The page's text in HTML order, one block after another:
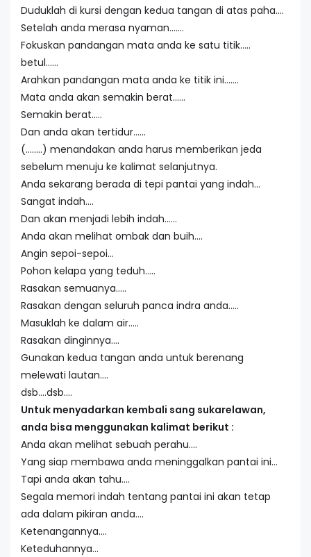
Duduklah di kursi dengan kedua tangan di atas paha….
Setelah anda merasa nyaman…….
Fokuskan pandangan mata anda ke satu titik…..
betul……
Arahkan pandangan mata anda ke titik ini…….
Mata anda akan semakin berat……
Semakin berat…..
Dan anda akan tertidur……
(……..) menandakan anda harus memberikan jeda
sebelum menuju ke kalimat selanjutnya.
Anda sekarang berada di tepi pantai yang indah…
Sangat indah….
Dan akan menjadi lebih indah……
Anda akan melihat ombak dan buih….
Angin sepoi-sepoi…
Pohon kelapa yang teduh…..
Rasakan semuanya…..
Rasakan dengan seluruh panca indra anda…..
Masuklah ke dalam air…..
Rasakan dinginnya….
Gunakan kedua tangan anda untuk berenang
melewati lautan….
dsb….dsb….
Untuk menyadarkan kembali sang sukarelawan,
anda bisa menggunakan kalimat berikut :
Anda akan melihat sebuah perahu….
Yang siap membawa anda meninggalkan pantai ini…
Tapi anda akan tahu….
Segala memori indah tentang pantai ini akan tetap
ada dalam pikiran anda….
Ketenangannya….
Keteduhannya…